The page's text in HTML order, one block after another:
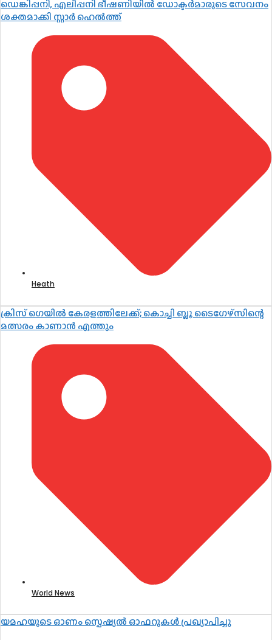
ഡെങ്കിപ്പനി, എലിപ്പനി ഭീഷണിയിൽ ഡോക്ടർമാരുടെ സേവനം
ശക്തമാക്കി സ്റ്റാർ ഹെൽത്ത്
Heath
ക്രിസ് ഗെയിൽ കേരളത്തിലേക്ക്; കൊച്ചി ബ്ലൂ ടൈഗേഴ്സിന്റെ
മത്സരം കാണാൻ എത്തും
World News
യമഹയുടെ ഓണം സ്പെഷ്യൽ ഓഫറുകൾ പ്രഖ്യാപിച്ചു